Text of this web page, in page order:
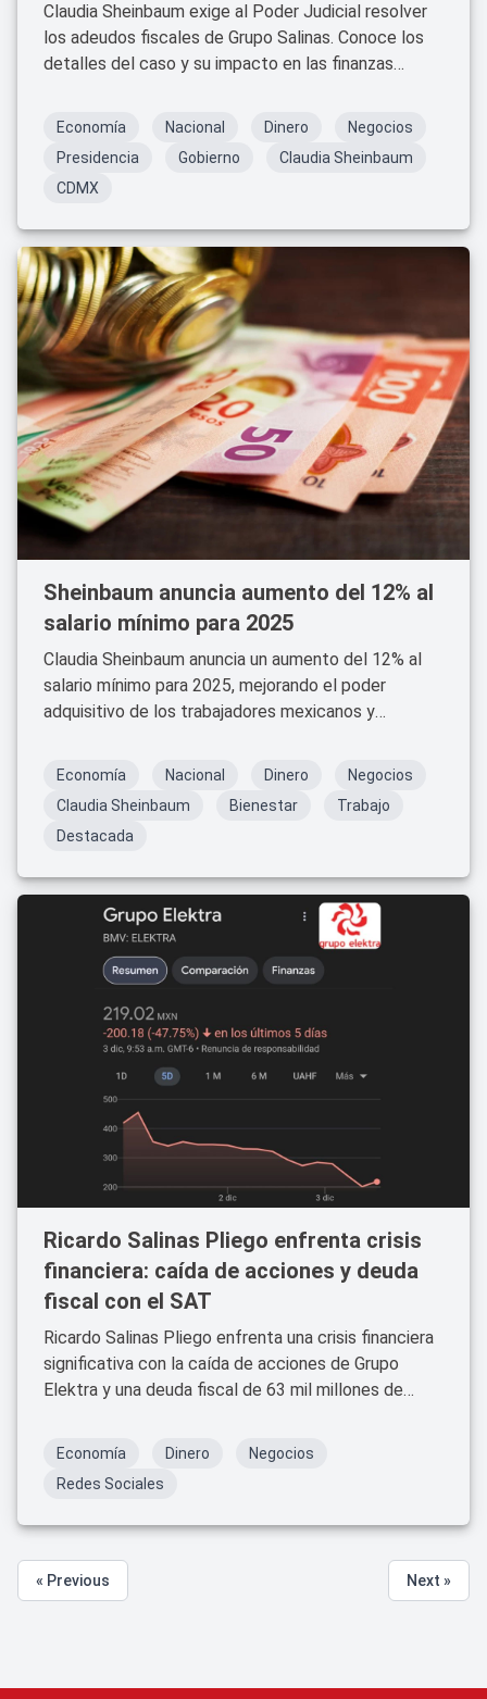
Claudia Sheinbaum exige al Poder Judicial resolver
los adeudos fiscales de Grupo Salinas. Conoce los
detalles del caso y su impacto en las finanzas
Economía Nacional Dinero
Negocios
Presidencia
Gobierno
Claudia Sheinbaum
CDMX
Sheinbaum anuncia aumento del 12% al
salario mínimo para 2025
Claudia Sheinbaum anuncia un aumento del 12% al
salario mínimo para 2025, mejorando el poder
adquisitivo de los trabajadores mexicanos y
Economía Nacional Dinero
Negocios
Claudia Sheinbaum
Bienestar
Trabajo
Destacada
Ricardo Salinas Pliego enfrenta crisis
financiera: caída de acciones y deuda
fiscal con el SAT
Ricardo Salinas Pliego enfrenta una crisis financiera
significativa con la caída de acciones de Grupo
Elektra y una deuda fiscal de 63 mil millones de
ha pedido al Poder Judicial resolver los casos
Economía Dinero
Negocios
Redes Sociales
« Previous Next »